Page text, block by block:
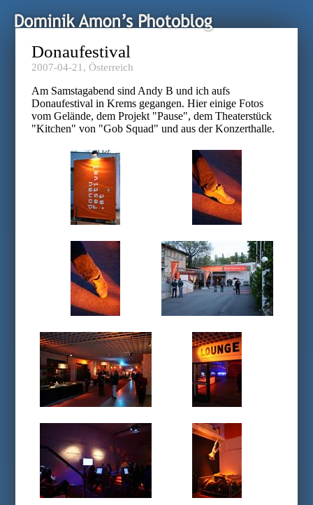
Donaufestival
2007-04-21, Österreich
Am Samstagabend sind Andy B und ich aufs
Donaufestival in Krems gegangen. Hier einige Fotos
vom Gelände, dem Projekt "Pause", dem Theaterstück
"Kitchen" von "Gob Squad" und aus der Konzerthalle.